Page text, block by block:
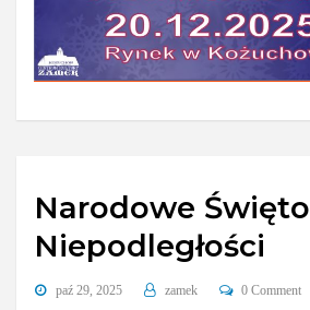
Narodowe Święto
Niepodległości
paź 29, 2025 zamek 0 Comment